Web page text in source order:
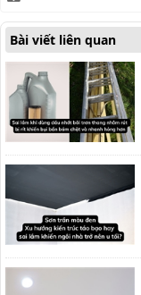
Bài viết liên quan